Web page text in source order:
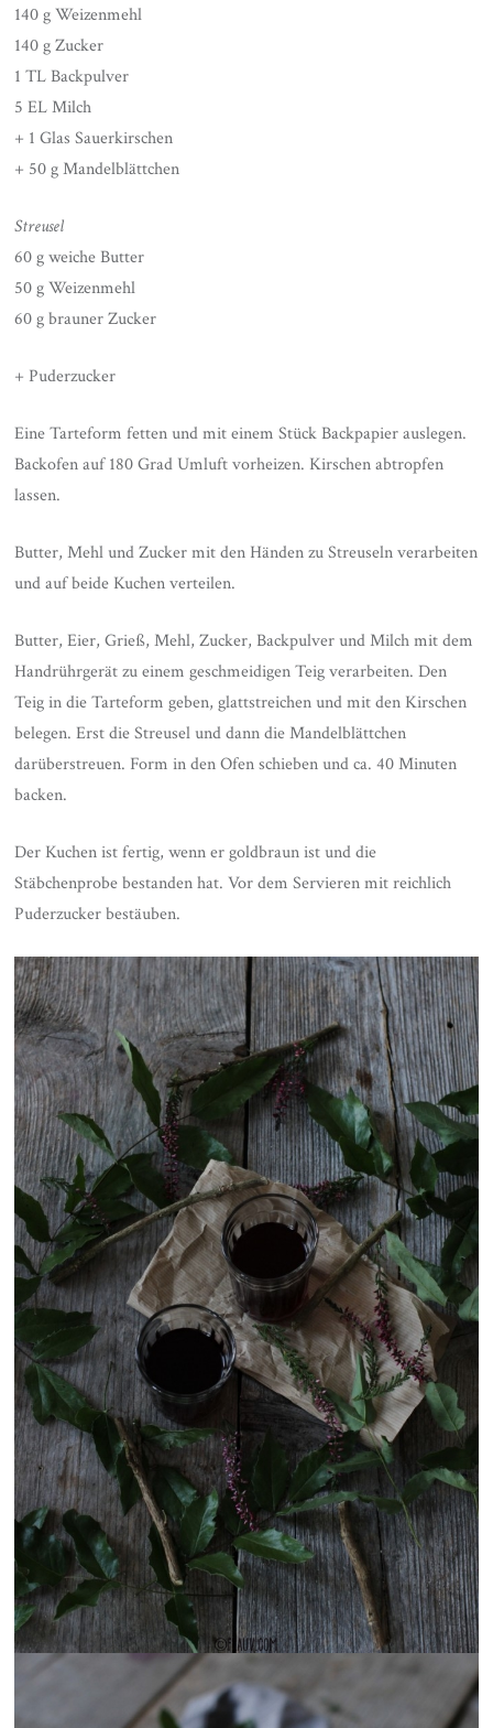
140 g Weizenmehl
140 g Zucker
1 TL Backpulver
5 EL Milch
+ 1 Glas Sauerkirschen
+ 50 g Mandelblättchen
Streusel
60 g weiche Butter
50 g Weizenmehl
60 g brauner Zucker
+ Puderzucker
Eine Tarteform fetten und mit einem Stück Backpapier auslegen.
Backofen auf 180 Grad Umluft vorheizen. Kirschen abtropfen
lassen.
Butter, Mehl und Zucker mit den Händen zu Streuseln verarbeiten
und auf beide Kuchen verteilen.
Butter, Eier, Grieß, Mehl, Zucker, Backpulver und Milch mit dem
Handrührgerät zu einem geschmeidigen Teig verarbeiten. Den
Teig in die Tarteform geben, glattstreichen und mit den Kirschen
belegen. Erst die Streusel und dann die Mandelblättchen
darüberstreuen. Form in den Ofen schieben und ca. 40 Minuten
backen.
Der Kuchen ist fertig, wenn er goldbraun ist und die
Stäbchenprobe bestanden hat. Vor dem Servieren mit reichlich
Puderzucker bestäuben.